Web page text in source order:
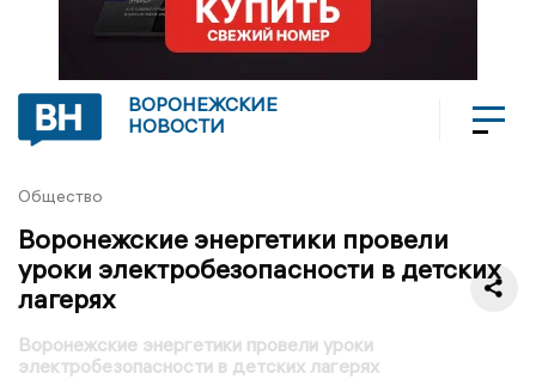
ВОРОНЕЖСКИЕ
НОВОСТИ
Общество
Воронежские энергетики провели
уроки электробезопасности в детских
лагерях
Воронежские энергетики провели уроки
электробезопасности в детских лагерях